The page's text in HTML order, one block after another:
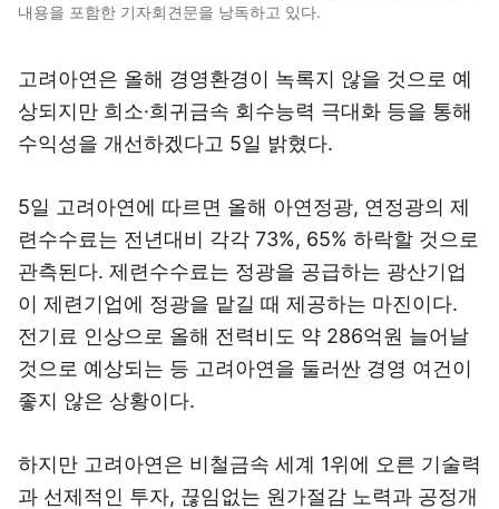
내용을 포함한 기자회견문을 낭독하고 있다.
고려아연은 올해 경영환경이 녹록지 않을 것으로 예
상되지만 희소·희귀금속 회수능력 극대화 등을 통해
수익성을 개선하겠다고 5일 밝혔다.
5일 고려아연에 따르면 올해 아연정광, 연정광의 제
련수수료는 전년대비 각각 73%, 65% 하락할 것으로
관측된다. 제련수수료는 정광을 공급하는 광산기업
이 제련기업에 정광을 맡길 때 제공하는 마진이다.
전기료 인상으로 올해 전력비도 약 286억원 늘어날
것으로 예상되는 등 고려아연을 둘러싼 경영 여건이
좋지 않은 상황이다.
하지만 고려아연은 비철금속 세계 1위에 오른 기술력
과 선제적인 투자, 끊임없는 원가절감 노력과 공정개